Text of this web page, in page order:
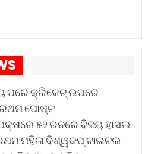
ପରେ କ୍ରିକେଟ୍ ଉପରେ
ପୋଷ୍ଟ
୫୨ ରନରେ ବିଜୟ ହାସଲ
ମହିଳା ବିଶ୍ୱକପ୍ ଟାଇଟଲ